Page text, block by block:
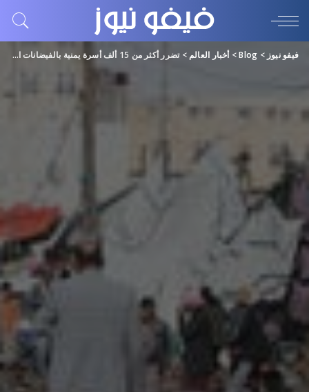
فيفو نيوز >
Blog
> أخبار العالم >تضرر أكثر من 15 ألف أسرة يمنية بالفيضانات العام الجاري